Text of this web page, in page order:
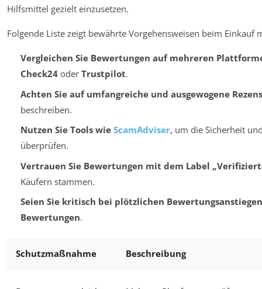
Hilfsmittel gezielt einzusetzen.
Folgende Liste zeigt bewährte Vorgehensweisen beim Einkauf
Vergleichen Sie Bewertungen auf mehreren
Check24oder Trustpilot.
Achten Sie auf umfangreiche und ausgewogene
beschreiben.
Nutzen Sie Tools wie ScamAdviser, um die Sicherheit
überprüfen.
Vertrauen Sie Bewertungen mit dem Label
Käufern stammen.
Seien Sie kritisch bei plötzlichen
Bewertungen.
Schutzmaßnahme Beschreibung